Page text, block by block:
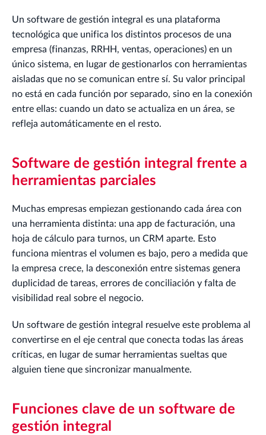
Un software de gestión integral es una plataforma
tecnológica que unifica los distintos procesos de una
empresa (finanzas, RRHH, ventas, operaciones) en un
único sistema, en lugar de gestionarlos con herramientas
aisladas que no se comunican entre sí. Su valor principal
no está en cada función por separado, sino en la conexión
entre ellas: cuando un dato se actualiza en un área, se
refleja automáticamente en el resto.
Software de gestión integral frente a
herramientas parciales
Muchas empresas empiezan gestionando cada área con
una herramienta distinta: una app de facturación, una
hoja de cálculo para turnos, un CRM aparte. Esto
funciona mientras el volumen es bajo, pero a medida que
la empresa crece, la desconexión entre sistemas genera
duplicidad de tareas, errores de conciliación y falta de
visibilidad real sobre el negocio.
Un software de gestión integral resuelve este problema al
convertirse en el eje central que conecta todas las áreas
críticas, en lugar de sumar herramientas sueltas que
alguien tiene que sincronizar manualmente.
Funciones clave de un software de
gestión integral